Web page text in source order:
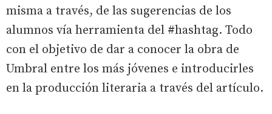
misma a través, de las sugerencias de los
alumnos vía herramienta del #hashtag. Todo
con el objetivo de dar a conocer la obra de
Umbral entre los más jóvenes e introducirles
en la producción literaria a través del artículo.